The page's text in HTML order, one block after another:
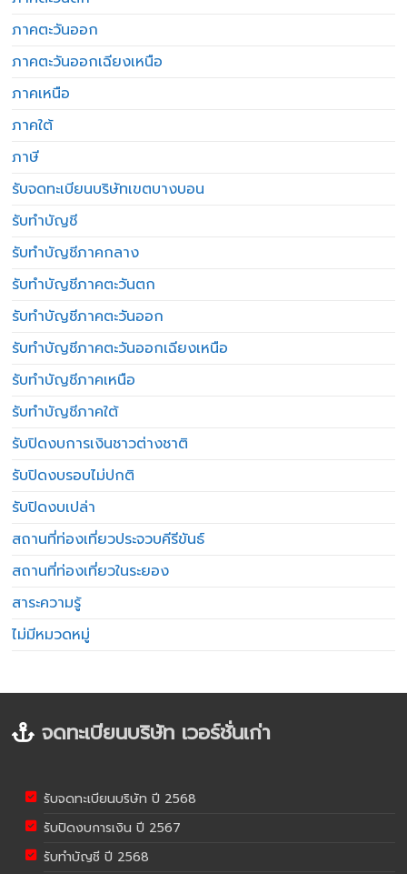
ภาคตะวันออก
ภาคตะวันออกเฉียงเหนือ
ภาคเหนือ
ภาคใต้
ภาษี
รับจดทะเบียนบริษัทเขตบางบอน
รับทำบัญชี
รับทำบัญชีภาคกลาง
รับทำบัญชีภาคตะวันตก
รับทำบัญชีภาคตะวันออก
รับทำบัญชีภาคตะวันออกเฉียงเหนือ
รับทำบัญชีภาคเหนือ
รับทำบัญชีภาคใต้
รับปิดงบการเงินชาวต่างชาติ
รับปิดงบรอบไม่ปกติ
รับปิดงบเปล่า
สถานที่ท่องเที่ยวประจวบคีรีขันธ์
สถานที่ท่องเที่ยวในระยอง
สาระความรู้
ไม่มีหมวดหมู่
จดทะเบียนบริษัท เวอร์ชั่นเก่า
รับจดทะเบียนบริษัท ปี 2568
รับปิดงบการเงิน ปี 2567
รับทำบัญชี ปี 2568